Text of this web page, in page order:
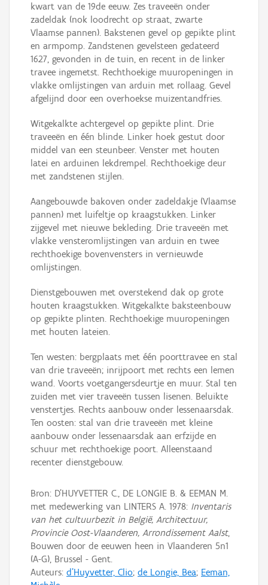
kwart van de 19de eeuw. Zes traveeën onder
zadeldak (nok loodrecht op straat, zwarte
Vlaamse pannen). Bakstenen gevel op gepikte plint
en armpomp. Zandstenen gevelsteen gedateerd
1627, gevonden in de tuin, en recent in de linker
travee ingemetst. Rechthoekige muuropeningen in
vlakke omlijstingen van arduin met rollaag. Gevel
afgelijnd door een overhoekse muizentandfries.
Witgekalkte achtergevel op gepikte plint. Drie
traveeën en één blinde. Linker hoek gestut door
middel van een steunbeer. Venster met houten
latei en arduinen lekdrempel. Rechthoekige deur
met zandstenen stijlen.
Aangebouwde bakoven onder zadeldakje (Vlaamse
pannen) met luifeltje op kraagstukken. Linker
zijgevel met nieuwe bekleding. Drie traveeën met
vlakke vensteromlijstingen van arduin en twee
rechthoekige bovenvensters in vernieuwde
omlijstingen.
Dienstgebouwen met overstekend dak op grote
houten kraagstukken. Witgekalkte baksteenbouw
op gepikte plinten. Rechthoekige muuropeningen
met houten lateien.
Ten westen: bergplaats met één poorttravee en stal
van drie traveeën; inrijpoort met rechts een lemen
wand. Voorts voetgangersdeurtje en muur. Stal ten
zuiden met vier traveeën tussen lisenen. Beluikte
venstertjes. Rechts aanbouw onder lessenaarsdak.
Ten oosten: stal van drie traveeën met kleine
aanbouw onder lessenaarsdak aan erfzijde en
schuur met rechthoekige poort. Alleenstaand
recenter dienstgebouw.
Bron: D'HUYVETTER C., DE LONGIE B. & EEMAN M.
met medewerking van LINTERS A. 1978: Inventaris
van het cultuurbezit in België, Architectuur,
Provincie Oost-Vlaanderen, Arrondissement Aalst,
Bouwen door de eeuwen heen in Vlaanderen 5n1
(A-G), Brussel - Gent.
Auteurs: d'Huyvetter, Clio; de Longie, Bea; Eeman,